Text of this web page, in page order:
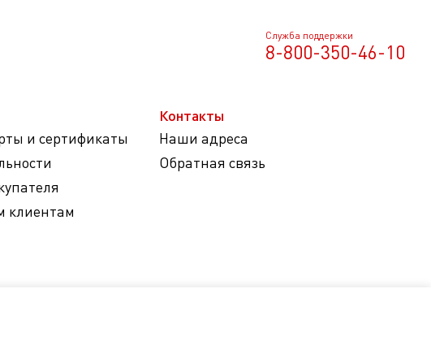
Служба поддержки
8-800-350-46-10
и сертификаты
клиентам
Контакты
Наши адреса
Обратная связь